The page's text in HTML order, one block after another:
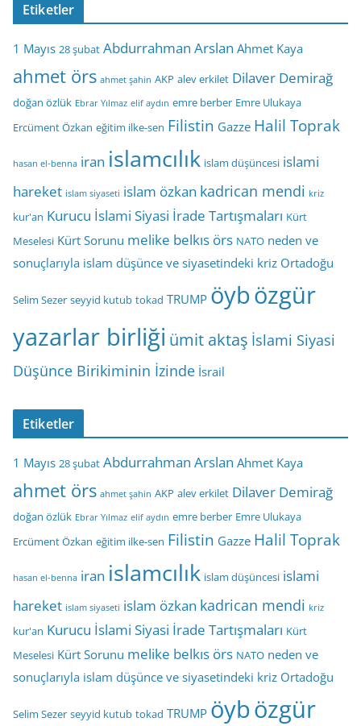
Etiketler
1 Mayıs 28 şubat Abdurrahman Arslan Ahmet Kaya
ahmet örs ahmet şahin AKP alev erkilet Dilaver Demirağ
doğan özlük Ebrar Yılmaz elif aydın emre berber Emre Ulukaya
Ercüment Özkan eğitim ilke-sen Filistin Gazze Halil Toprak
hasan el-benna iran islamcılık islam düşüncesi islami
hareket islam siyaseti islam özkan kadrican mendi kriz
kur'an Kurucu İslami Siyasi İrade Tartışmaları Kürt
Meselesi Kürt Sorunu melike belkıs örs NATO neden ve
sonuçlarıyla islam düşünce ve siyasetindeki kriz Ortadoğu
Selim Sezer seyyid kutub tokad TRUMP öybözgür
yazarlar birliği ümit aktaş İslami Siyasi
Düşünce Birikiminin İzinde İsrail
Etiketler
1 Mayıs 28 şubat Abdurrahman Arslan Ahmet Kaya
ahmet örs ahmet şahin AKP alev erkilet Dilaver Demirağ
doğan özlük Ebrar Yılmaz elif aydın emre berber Emre Ulukaya
Ercüment Özkan eğitim ilke-sen Filistin Gazze Halil Toprak
hasan el-benna iran islamcılık islam düşüncesi islami
hareket islam siyaseti islam özkan kadrican mendi kriz
kur'an Kurucu İslami Siyasi İrade Tartışmaları Kürt
Meselesi Kürt Sorunu melike belkıs örs NATO neden ve
sonuçlarıyla islam düşünce ve siyasetindeki kriz Ortadoğu
Selim Sezer seyyid kutub tokad TRUMP öybözgür